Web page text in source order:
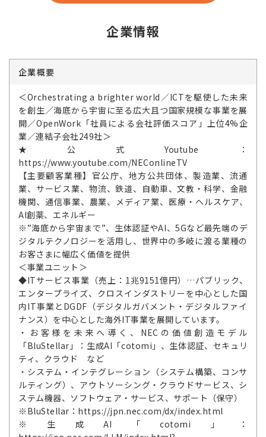
企業情報
企業概要
＜Orchestrating a brighter world／ICTを駆使した未来
を創生／海底から宇宙に至る広大且つ国家規模な事業を展
開／OpenWork「社員による会社評価スコア」上位4%企
業／連結子会社249社＞
★公式Youtube：
https://www.youtube.com/NEConlineTV
【主要顧客業種】官公庁、地方公共団体、製造業、流通
業、サービス業、物流、鉄道、自動車、文教・科学、金融
機関、通信事業、農業、メディア業、医療・ヘルスケア、
AI創薬、エネルギー
※”海底から宇宙まで”、生体認証やAI、5Gなど最先端のデ
ジタルテクノロジーを活用し、世界中の多岐に渡る業種の
お客さまに幅広く価値を提供
＜事業ユニット＞
◆ITサービス事業（売上：1兆9151億円）…パブリック、
エンタープライズ、クロスインダストリーを中心とした国
内IT事業とDGDF（デジタルガバメント・デジタルファイ
ナンス）を中心とした海外IT事業を展開しています。
・お客様を未来へ導く、NECの価値創造モデル
「BluStellar」：生成AI「cotomi」、生体認証、セキュリ
ティ、クラウド など
・システム・インテグレーション（システム構築、コンサ
ルティング）、アウトソーシング・クラウドサービス、シ
ステム機器、ソフトウェア・サービス、サポート（保守）
※BluStellar：https://jpn.nec.com/dx/index.html
※生成AI「cotomi」：